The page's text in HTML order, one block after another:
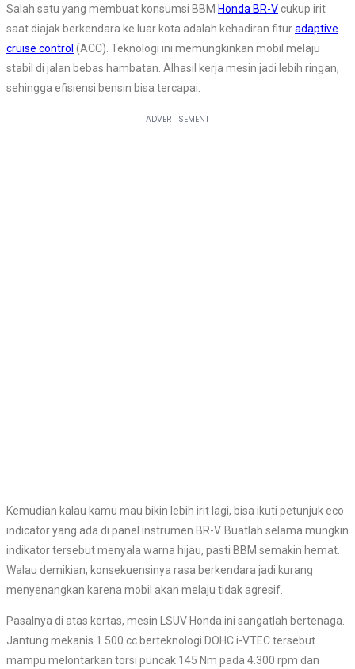
Salah satu yang membuat konsumsi BBM Honda BR-V cukup irit
saat diajak berkendara ke luar kota adalah kehadiran fituradaptive
cruise control (ACC). Teknologi ini memungkinkan mobil melaju
stabil di jalan bebas hambatan. Alhasil kerja mesin jadi lebih ringan,
sehingga efisiensi bensin bisa tercapai.
Kemudian kalau kamu mau bikin lebih irit lagi, bisa ikuti petunjuk eco
indicator yang ada di panel instrumen BR-V. Buatlah selama mungkin
indikator tersebut menyala warna hijau, pasti BBM semakin hemat.
Walau demikian, konsekuensinya rasa berkendara jadi kurang
menyenangkan karena mobil akan melaju tidak agresif.
Pasalnya di atas kertas, mesin LSUV Honda ini sangatlah bertenaga.
Jantung mekanis 1.500 cc berteknologi DOHC i-VTEC tersebut
mampu melontarkan torsi puncak 145 Nm pada 4.300 rpm dan